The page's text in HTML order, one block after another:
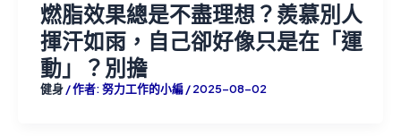
燃脂效果總是不盡理想？羨慕別人
揮汗如雨，自己卻好像只是在「運
動」？別擔
健身/ 作者:努力工作的小編/2025-08-02